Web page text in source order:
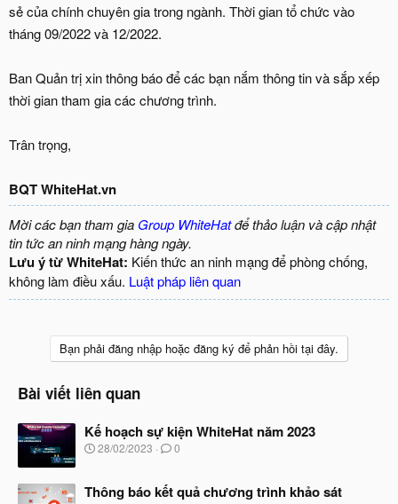
sẻ của chính chuyên gia trong ngành. Thời gian tổ chức vào
tháng 09/2022 và 12/2022.
Ban Quản trị xin thông báo để các bạn nắm thông tin và sắp xếp
thời gian tham gia các chương trình.
Trân trọng,
BQT WhiteHat.vn
Mời các bạn tham gia Group WhiteHatđể thảo luận và cập nhật
tin tức an ninh mạng hàng ngày.
Lưu ý từ WhiteHat: Kiến thức an ninh mạng để phòng chống,
không làm điều xấu. Luật pháp liên quan
Bạn phải đăng nhập hoặc đăng ký để phản hồi tại đây.
Bài viết liên quan
Kế hoạch sự kiện WhiteHat năm 2023
N
y
28/02/2023 0
Thông báo kết quả chương trình khảo sát